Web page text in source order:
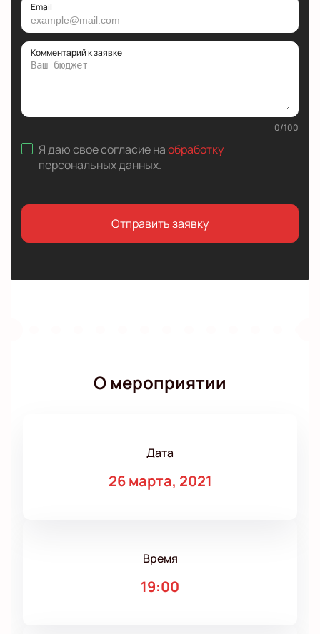
Email
Комментарий к заявке
0/100
Я даю свое согласие наобработку
персональных данных.
Отправить заявку
О мероприятии
Дата
26 марта, 2021
Время
19:00